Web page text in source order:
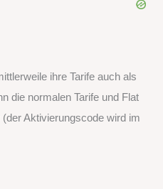
ihre Tarife auch als
die normalen Tarife und Flat
Aktivierungscode wird im